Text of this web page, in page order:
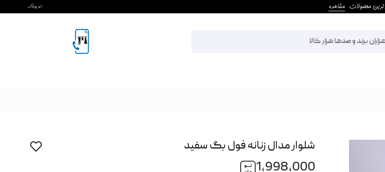
شلوار مدال زنانه فول بگ سفید
1,998,000